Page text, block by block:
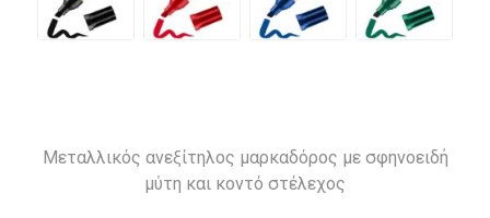
Μεταλλικός ανεξίτηλος μαρκαδόρος με σφηνοειδή
μύτη και κοντό στέλεχος